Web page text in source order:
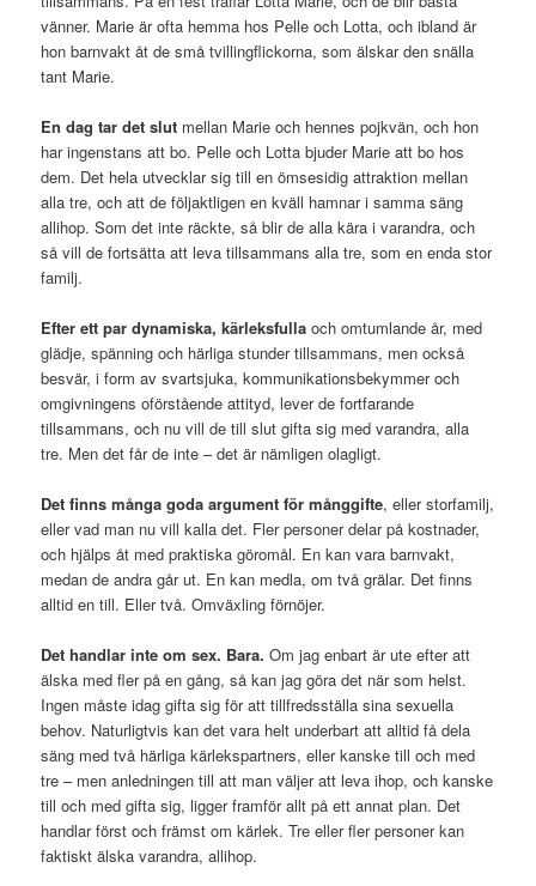
vänner. Marie är ofta hemma hos Pelle och Lotta, och ibland är
hon barnvakt åt de små tvillingflickorna, som älskar den snälla
tant Marie.
En dag tar det slut mellan Marie och hennes pojkvän, och hon
har ingenstans att bo. Pelle och Lotta bjuder Marie att bo hos
dem. Det hela utvecklar sig till en ömsesidig attraktion mellan
alla tre, och att de följaktligen en kväll hamnar i samma säng
allihop. Som det inte räckte, så blir de alla kära i varandra, och
så vill de fortsätta att leva tillsammans alla tre, som en enda stor
familj.
Efter ett par dynamiska, kärleksfulla och omtumlande år, med
glädje, spänning och härliga stunder tillsammans, men också
besvär, i form av svartsjuka, kommunikationsbekymmer och
omgivningens oförstående attityd, lever de fortfarande
tillsammans, och nu vill de till slut gifta sig med varandra, alla
tre. Men det får de inte – det är nämligen olagligt.
Det finns många goda argument för månggifte, eller storfamilj,
eller vad man nu vill kalla det. Fler personer delar på kostnader,
och hjälps åt med praktiska göromål. En kan vara barnvakt,
medan de andra går ut. En kan medla, om två grälar. Det finns
alltid en till. Eller två. Omväxling förnöjer.
Det handlar inte om sex. Bara. Om jag enbart är ute efter att
älska med fler på en gång, så kan jag göra det när som helst.
Ingen måste idag gifta sig för att tillfredsställa sina sexuella
behov. Naturligtvis kan det vara helt underbart att alltid få dela
säng med två härliga kärlekspartners, eller kanske till och med
tre – men anledningen till att man väljer att leva ihop, och kanske
till och med gifta sig, ligger framför allt på ett annat plan. Det
handlar först och främst om kärlek. Tre eller fler personer kan
faktiskt älska varandra, allihop.